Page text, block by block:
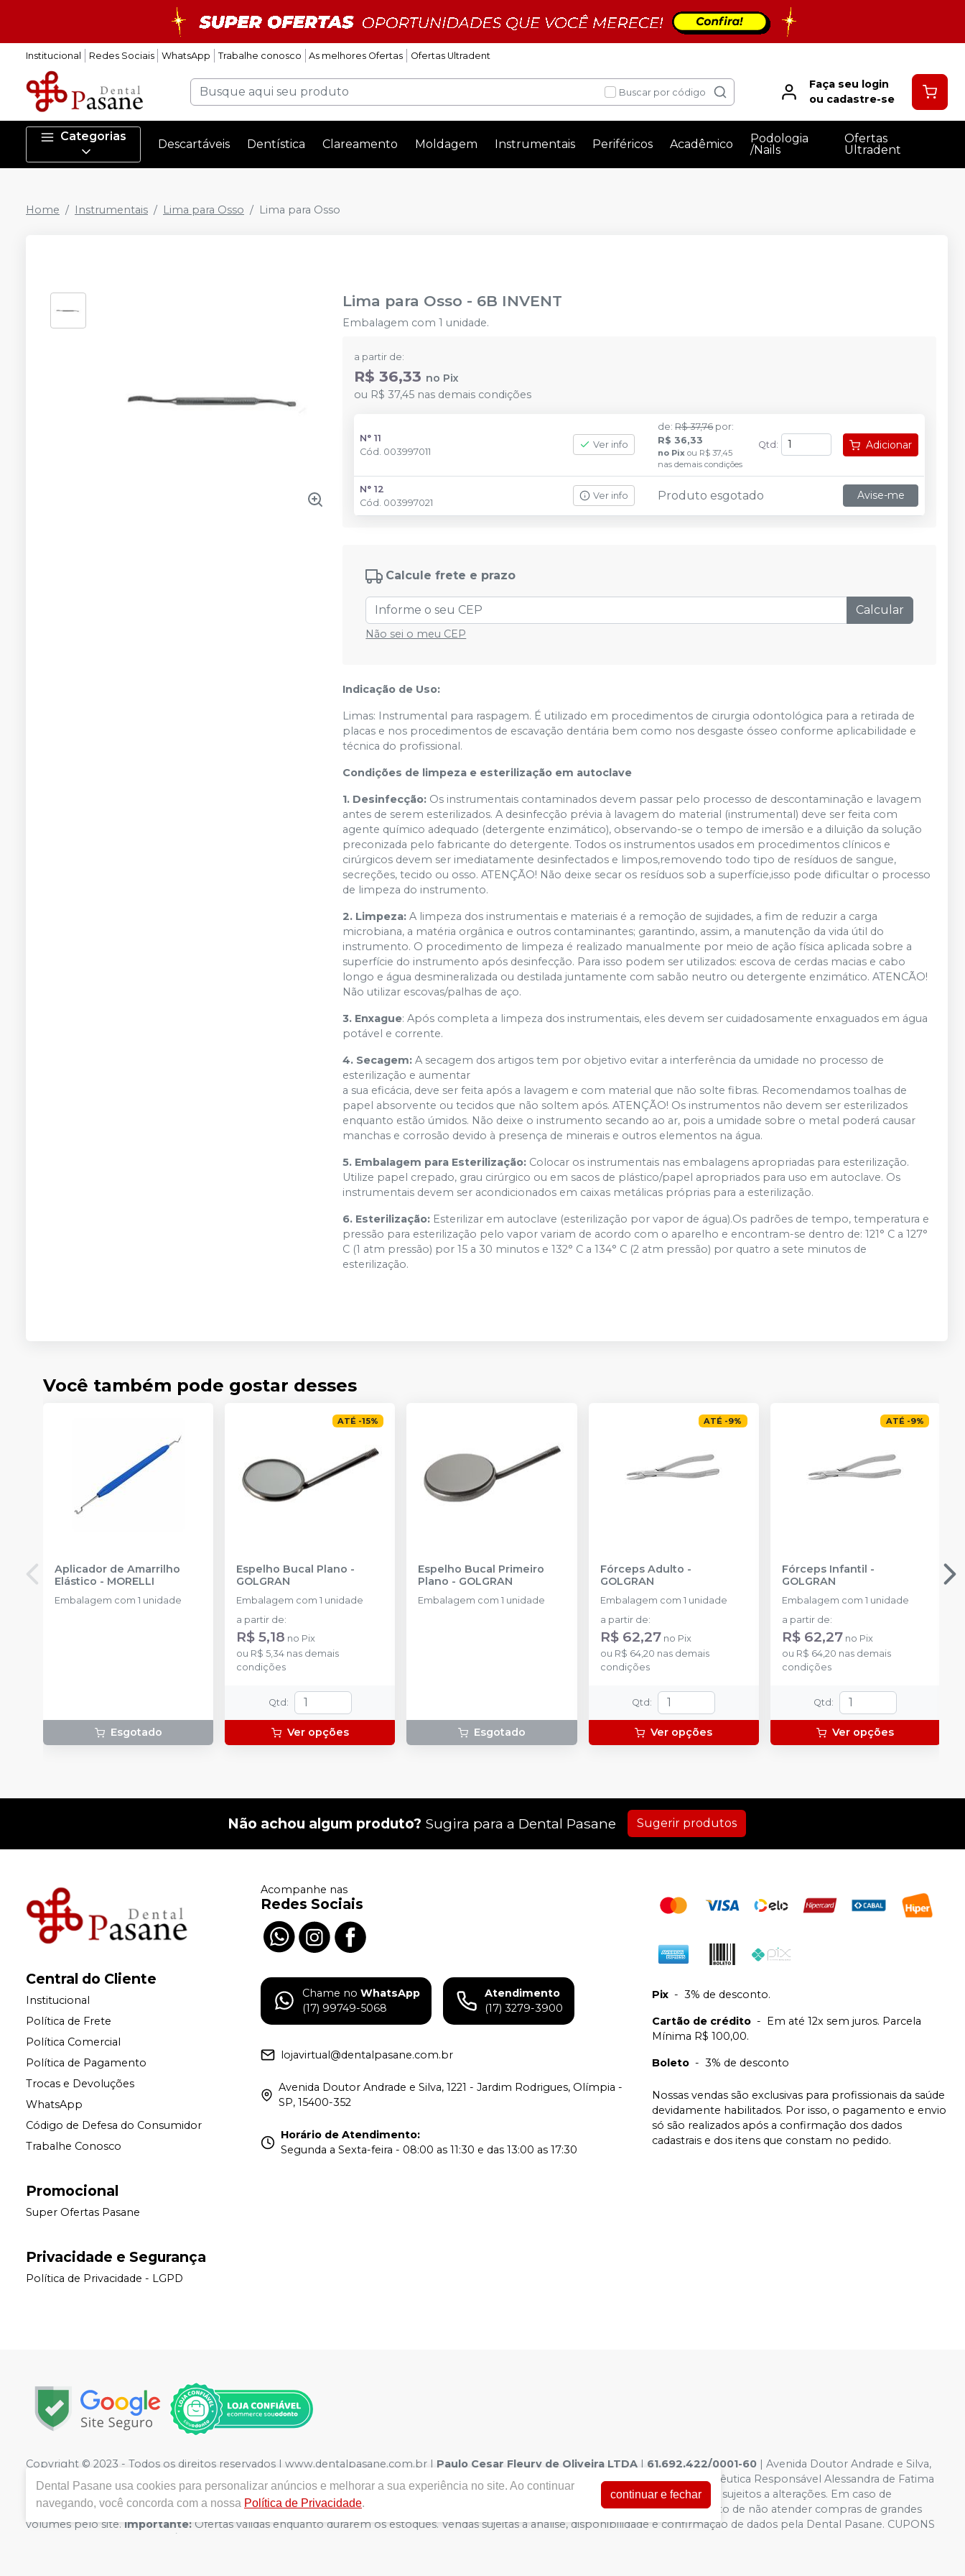
Institucional Redes Sociais WhatsApp Trabalhe conosco As melhores Ofertas Ofertas Ultradent
Buscar por código
Faça seu login
ou cadastre-se
Categorias
Descartáveis Dentística Clareamento Moldagem Instrumentais Periféricos Acadêmico
Podologia
/Nails
Ofertas
Ultradent
Home Instrumentais Lima para Osso Lima para Osso
Lima para Osso - 6B INVENT
Embalagem com 1 unidade.
a partir de:
R$ 36,33 no Pix
ou R$ 37,45 nas demais condições
N° 11
Cód. 003997011
Ver info
de: R$ 37,76 por:
R$ 36,33
no Pix ou R$ 37,45
nas demais condições
Qtd : Adicionar
N° 12
Cód. 003997021
Ver info Produto esgotado Avise-me
Calcule frete e prazo
Calcular
Não sei o meu CEP
Indicação de Uso:
Limas: Instrumental para raspagem. É utilizado em procedimentos de cirurgia odontológica para a retirada de
placas e nos procedimentos de escavação dentária bem como nos desgaste ósseo conforme aplicabilidade e
técnica do profissional.
Condições de limpeza e esterilização em autoclave
1. Desinfecção: Os instrumentais contaminados devem passar pelo processo de descontaminação e lavagem
antes de serem esterilizados. A desinfecção prévia à lavagem do material (instrumental) deve ser feita com
agente químico adequado (detergente enzimático), observando-se o tempo de imersão e a diluição da solução
preconizada pelo fabricante do detergente. Todos os instrumentos usados em procedimentos clínicos e
cirúrgicos devem ser imediatamente desinfectados e limpos,removendo todo tipo de resíduos de sangue,
secreções, tecido ou osso. ATENÇÃO! Não deixe secar os resíduos sob a superfície,isso pode dificultar o processo
de limpeza do instrumento.
2. Limpeza:A limpeza dos instrumentais e materiais é a remoção de sujidades, a fim de reduzir a carga
microbiana, a matéria orgânica e outros contaminantes; garantindo, assim, a manutenção da vida útil do
instrumento. O procedimento de limpeza é realizado manualmente por meio de ação física aplicada sobre a
superfície do instrumento após desinfecção. Para isso podem ser utilizados: escova de cerdas macias e cabo
longo e água desmineralizada ou destilada juntamente com sabão neutro ou detergente enzimático. ATENCÃO!
Não utilizar escovas/palhas de aço.
3. Enxague: Após completa a limpeza dos instrumentais, eles devem ser cuidadosamente enxaguados em água
potável e corrente.
4. Secagem: A secagem dos artigos tem por objetivo evitar a interferência da umidade no processo de
esterilização e aumentar
a sua eficácia, deve ser feita após a lavagem e com material que não solte fibras. Recomendamos toalhas de
papel absorvente ou tecidos que não soltem após. ATENÇÃO! Os instrumentos não devem ser esterilizados
enquanto estão úmidos. Não deixe o instrumento secando ao ar, pois a umidade sobre o metal poderá causar
manchas e corrosão devido à presença de minerais e outros elementos na água.
5. Embalagem para Esterilização: Colocar os instrumentais nas embalagens apropriadas para esterilização.
Utilize papel crepado, grau cirúrgico ou em sacos de plástico/papel apropriados para uso em autoclave. Os
instrumentais devem ser acondicionados em caixas metálicas próprias para a esterilização.
6. Esterilização: Esterilizar em autoclave (esterilização por vapor de água).Os padrões de tempo, temperatura e
pressão para esterilização pelo vapor variam de acordo com o aparelho e encontram-se dentro de: 121° C a 127°
C (1 atm pressão) por 15 a 30 minutos e 132° C a 134° C (2 atm pressão) por quatro a sete minutos de
esterilização.
Você também pode gostar desses
Aplicador de Amarrilho
Elástico - MORELLI
Embalagem com 1 unidade
Esgotado
ATÉ -15%
Espelho Bucal Plano -
GOLGRAN
Embalagem com 1 unidade
a partir de:
R$ 5,18 no Pix
ou R$ 5,34 nas demais
condições
Qtd :
Ver opções
Espelho Bucal Primeiro
Plano - GOLGRAN
Embalagem com 1 unidade
Esgotado
ATÉ -9%
Fórceps Adulto -
GOLGRAN
Embalagem com 1 unidade
a partir de:
R$ 62,27 no Pix
ou R$ 64,20 nas demais
condições
Qtd :
Ver opções
ATÉ -9%
Fórceps Infantil -
GOLGRAN
Embalagem com 1 unidade
a partir de:
R$ 62,27 no Pix
ou R$ 64,20 nas demais
condições
Qtd :
Ver opções
Não achou algum produto? Sugira para a Dental Pasane Sugerir produtos
Central do Cliente
Institucional
Política de Frete
Política Comercial
Política de Pagamento
Trocas e Devoluções
WhatsApp
Código de Defesa do Consumidor
Trabalhe Conosco
Promocional
Super Ofertas Pasane
Privacidade e Segurança
Política de Privacidade - LGPD
Acompanhe nas
Redes Sociais
Chame no WhatsApp
(17) 99749-5068
Atendimento
(17) 3279-3900
lojavirtual@dentalpasane.com.br
Avenida Doutor Andrade e Silva, 1221 - Jardim Rodrigues, Olímpia -
SP, 15400-352
Horário de Atendimento:
Segunda a Sexta-feira - 08:00 as 11:30 e das 13:00 as 17:30
Pix - 3% de desconto.
Cartão de crédito - Em até 12x sem juros. Parcela
Mínima R$ 100,00.
Boleto - 3% de desconto
Nossas vendas são exclusivas para profissionais da saúde
devidamente habilitados. Por isso, o pagamento e envio
só são realizados após a confirmação dos dados
cadastrais e dos itens que constam no pedido.
Copyright © 2023 - Todos os direitos reservados | www.dentalpasane.com.br | Paulo Cesar Fleury de Oliveira LTDA 61.692.422/0001-60
Avenida Doutor Andrade e Silva,
1221
- Jardim Rodrigues, Olímpia - SP - CEP 15400-352 | Autorizações de Funcionamento ANVISA - Medicamentos: 1.06.958-8 Farmacêutica Responsável Alessandra de Fatima
Sciasci CRF/SP 41333 | Política de Privacidade e Segurança - Fotos meramente ilustrativas - Os preços e condições da loja virtual estão sujeitos a alterações. Em caso de
divergência de preços no site, o valor válido é o do Carrinho de Compra. Não vendemos por atacado, por isso nos reservamos o direito de não atender compras de grandes
volumes pelo site.Importante:Ofertas válidas enquanto durarem os estoques. Vendas sujeitas a análise, disponibilidade e confirmação de dados pela Dental Pasane. CUPONS
Dental Pasane usa cookies para personalizar anúncios e melhorar a sua experiência no site. Ao continuar
navegando, você concorda com a nossa Política de Privacidade.
continuar e fechar